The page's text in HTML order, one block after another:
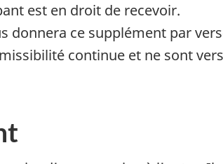
est en droit de recevoir.
donnera ce supplément par
continue et ne sont